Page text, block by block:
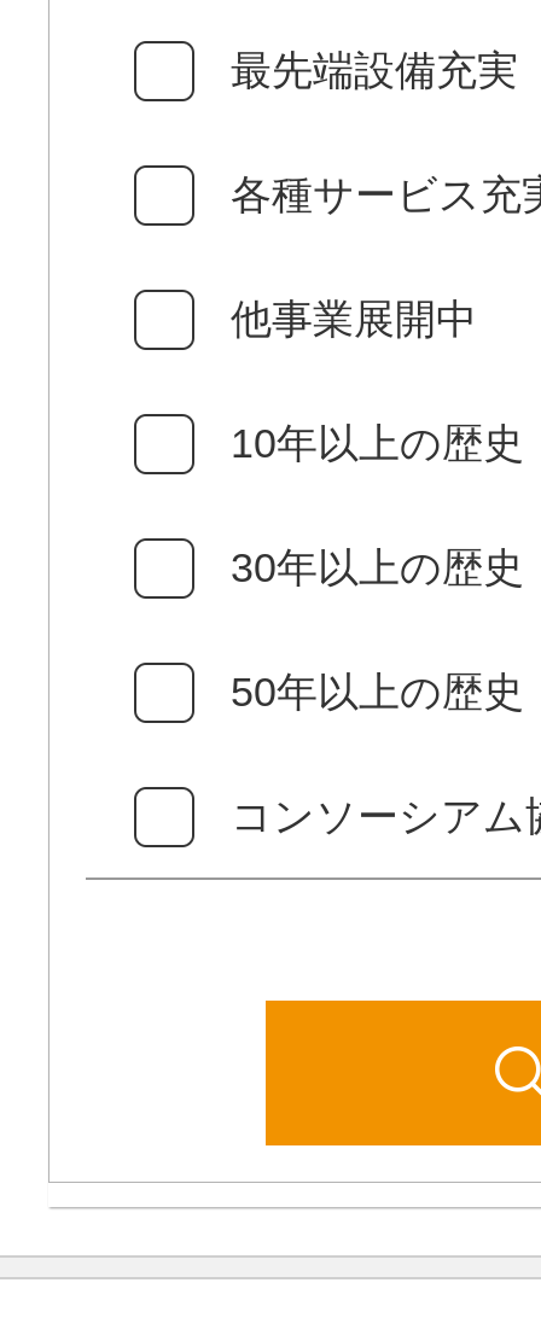
最先端設備充実
各種サービス充
他事業展開中
10年以上の歴史
30年以上の歴史
50年以上の歴史
コンソーシアム